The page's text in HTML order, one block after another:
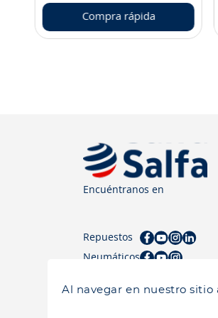
Al navegar en nuestro sitio
Compra rápida
Encuéntranos en
Repuestos
Neumáticos